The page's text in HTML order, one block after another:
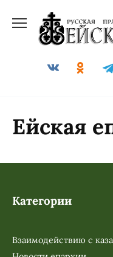
Ейская
Категории
Взаимодействию с